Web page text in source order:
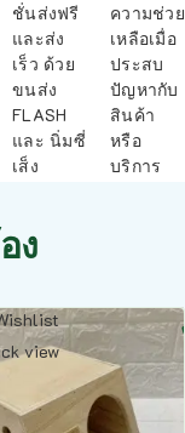
ชั่นส่งฟรี
และส่ง
เร็ว ด้วย
ขนส่ง
FLASH
และ นิ่มซี่
เส็ง
ความช่วย
เหลือเมื่อ
ประสบ
ปัญหากับ
สินค้า
หรือ
บริการ
ง
view